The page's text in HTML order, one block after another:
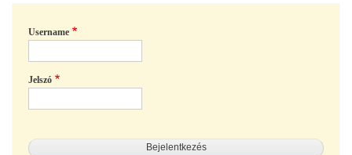
Username
Jelszó